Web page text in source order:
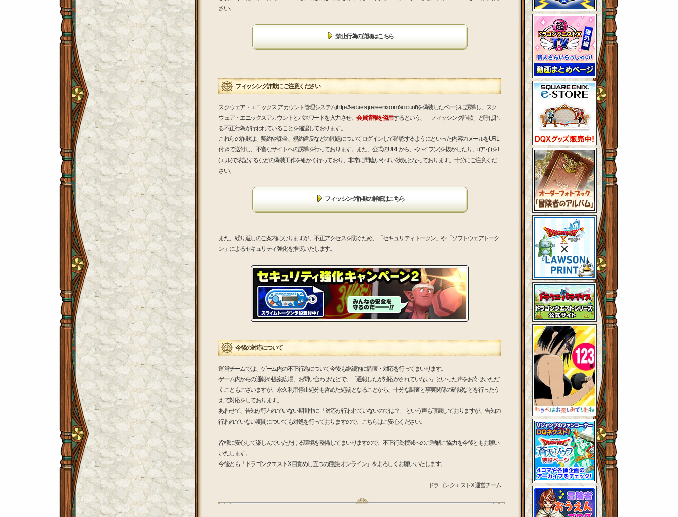
さい。
禁止行為の詳細はこちら
フィッシング詐欺にご注意ください
スクウェア・エニックス アカウント管理システム(https://secure.square-enix.com/account/)を偽装したページに誘導し、スク
ウェア・エニックスアカウントとパスワードを入力させ、 会員情報を盗用するという、「フィッシング詐欺」と呼ばれ
る不正行為が行われていることを確認しております。
これらの詐欺は、契約や課金、規約違反などの問題についてログインして確認するようにといった内容のメールをURL
付きで送付し、不審なサイトへの誘導を行っております。また、公式のURLから、- (ハイフン)を抜かしたり、i (アイ)を l
(エル)で表記するなどの偽装工作を細かく行っており、非常に間違いやすい状況となっております。十分にご注意くだ
さい。
フィッシング詐欺の詳細はこちら
また、繰り返しのご案内になりますが、不正アクセスを防ぐため、「セキュリティトークン」や「ソフトウェアトーク
ン」によるセキュリティ強化を推奨いたします。
今後の対応について
運営チームでは、ゲーム内の不正行為について今後も継続的に調査・対応を行ってまいります。
ゲーム内からの通報や提案広場、お問い合わせなどで、「通報したが対応がされていない」といった声をお寄せいただ
くこともございますが、永久利用停止処分も含めた処罰となることから、十分な調査と事実関係の確認などを行ったう
えで対応をしております。
あわせて、告知が行われていない期間中に 「対応が行われていないのでは？」 という声も頂戴しておりますが、告知の
行われていない期間についても対処を行っておりますので、こちらはご安心ください。
皆様に安心して楽しんでいただける環境を整備してまいりますので、不正行為撲滅へのご理解ご協力を今後ともお願い
いたします。
今後とも「ドラゴンクエストX 目覚めし五つの種族 オンライン」をよろしくお願いいたします。
ドラゴンクエストX 運営チーム